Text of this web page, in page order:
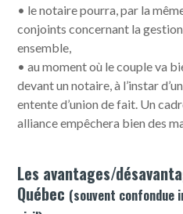
• le notaire pourra, par la
conjoints concernant la
ensemble,
• au moment où le couple va
devant un notaire, à l’instar
entente d’union de fait. Un
alliance empêchera bien des
Les avantages/
Québec (souvent confondue